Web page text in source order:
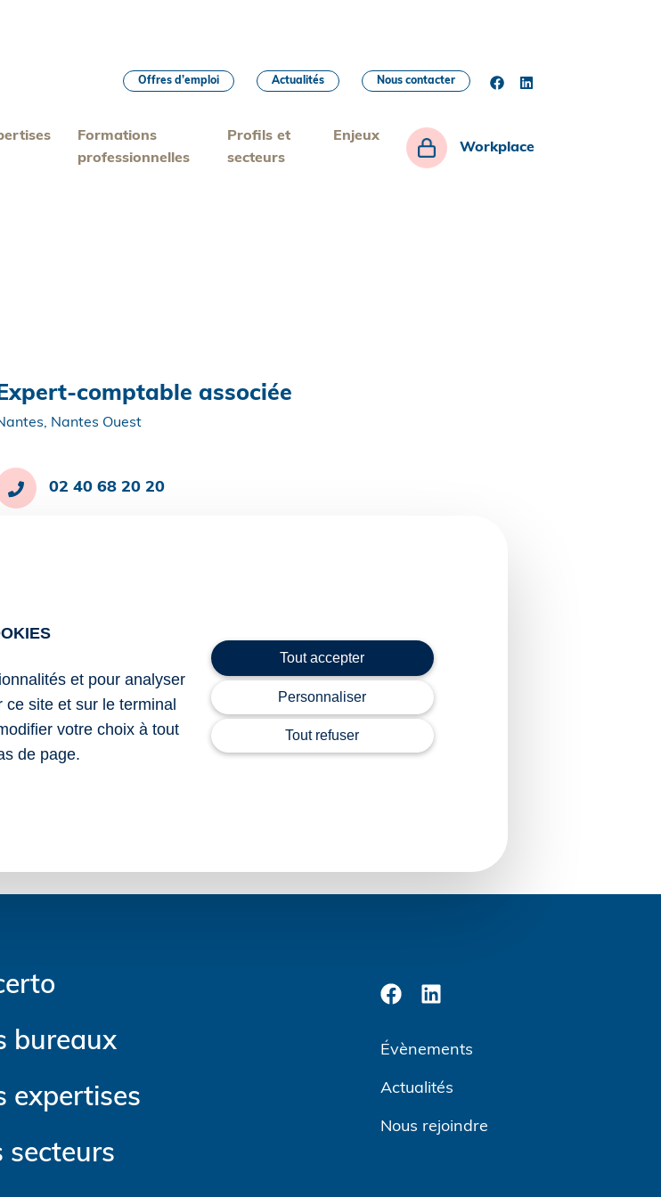
Formations
professionnelles
Profils et
secteurs
Enjeux
Workplace
Offres d’emploi Actualités Nous contacter
comptable associée
Nantes Ouest
02 40 68 20 20
bureaux
expertises
secteurs
Évènements
Actualités
Nous rejoindre
et pour analyser
site et sur le terminal
votre choix à tout
de page.
Tout accepter
Personnaliser
Tout refuser